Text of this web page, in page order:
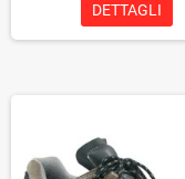
DETTAGLI